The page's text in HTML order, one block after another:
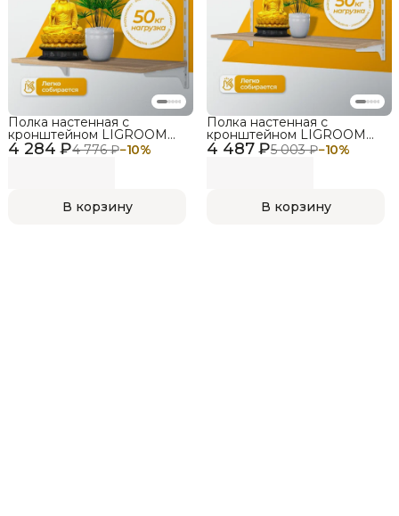
4 284 ₽4 776 ₽−10%
Полка настенная с
кронштейном LIGROOM
LIGHT, 600х312х450, Белый,
Дуб сонома
В корзину
4 487 ₽5 003 ₽−10%
Полка настенная с
кронштейном LIGROOM
LIGHT, 900х312х450, Белый,
Дуб сонома
В корзину